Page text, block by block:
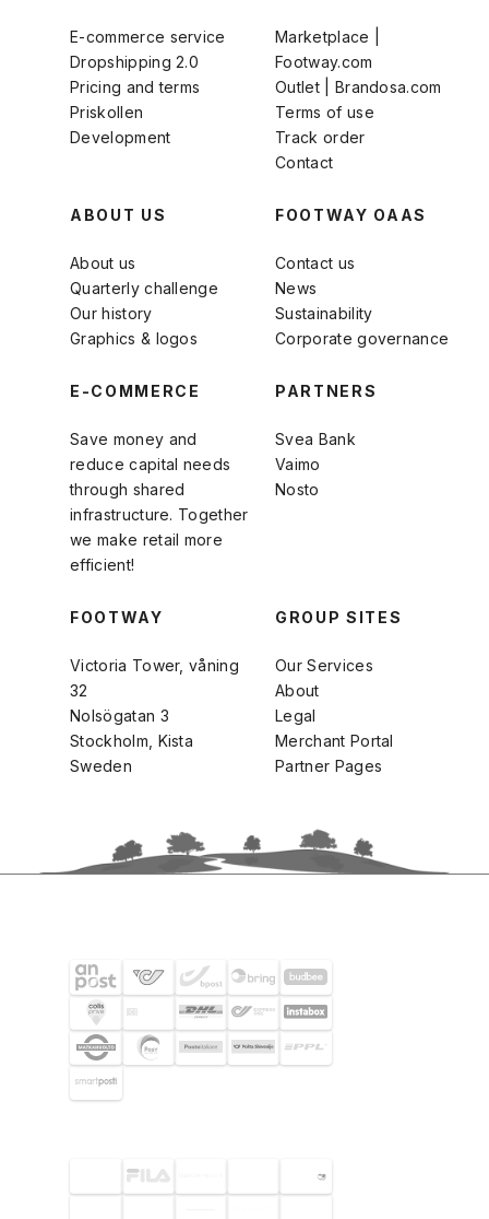
E-commerce service
Dropshipping 2.0
Pricing and terms
Priskollen
Development
Marketplace |
Footway.com
Outlet | Brandosa.com
Terms of use
Track order
Contact
ABOUT US
About us
Quarterly challenge
Our history
Graphics & logos
FOOTWAY OAAS
Contact us
News
Sustainability
Corporate governance
E-COMMERCE
Save money and
reduce capital needs
through shared
infrastructure. Together
we make retail more
efficient!
PARTNERS
Svea Bank
Vaimo
Nosto
FOOTWAY
Victoria Tower, våning
32
Nolsögatan 3
Stockholm, Kista
Sweden
GROUP SITES
Our Services
About
Legal
Merchant Portal
Partner Pages